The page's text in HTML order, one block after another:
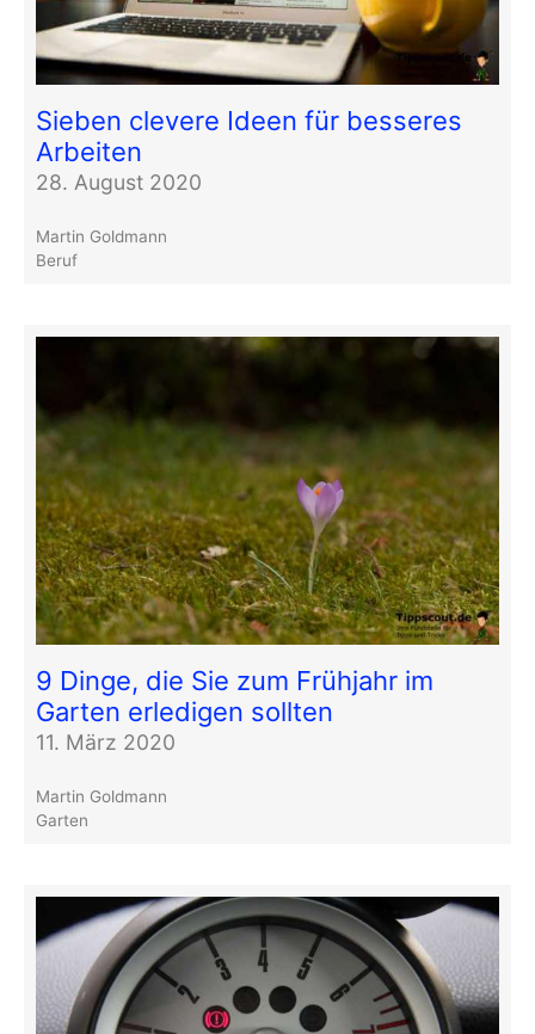
Sieben clevere Ideen für besseres
Arbeiten
28. August 2020
Martin Goldmann
Beruf
9 Dinge, die Sie zum Frühjahr im
Garten erledigen sollten
11. März 2020
Martin Goldmann
Garten